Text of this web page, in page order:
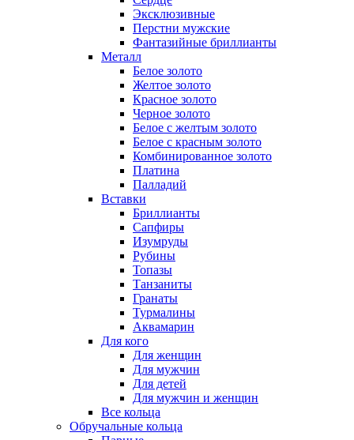
Эксклюзивные
Перстни мужские
Фантазийные бриллианты
Металл
Белое золото
Желтое золото
Красное золото
Черное золото
Белое с желтым золото
Белое с красным золото
Комбинированное золото
Платина
Палладий
Вставки
Бриллианты
Сапфиры
Изумруды
Рубины
Топазы
Танзаниты
Гранаты
Турмалины
Аквамарин
Для кого
Для женщин
Для мужчин
Для детей
Для мужчин и женщин
Все кольца
Обручальные кольца